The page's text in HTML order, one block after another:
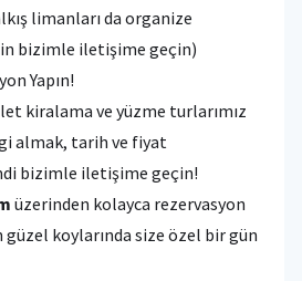
limanları da organize
bizimle iletişime geçin)
Yapın!
kiralama ve yüzme turlarımız
almak, tarih ve fiyat
bizimle iletişime geçin!
üzerinden kolayca rezervasyon
güzel koylarında size özel bir gün